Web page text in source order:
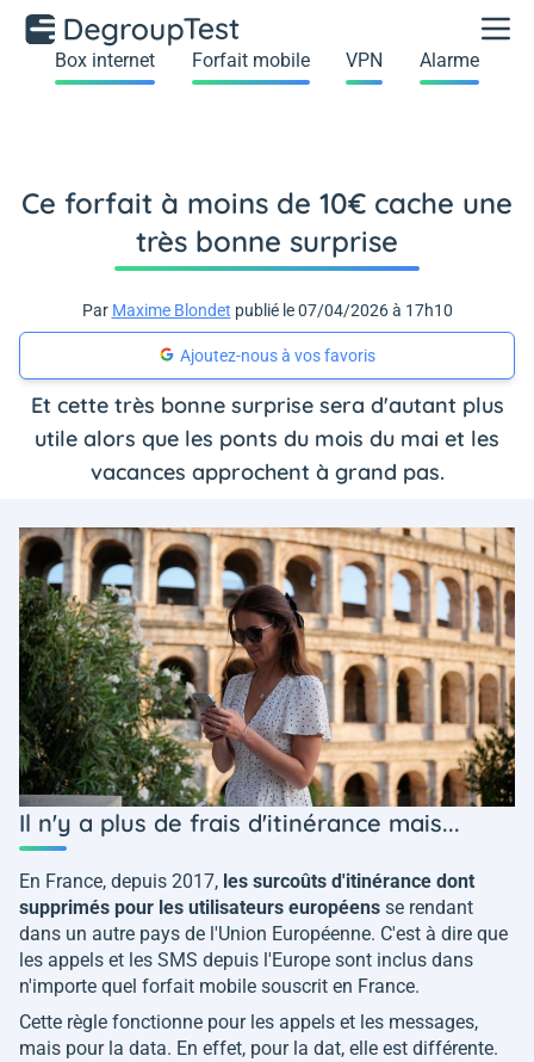
Box internet Forfait mobile VPN Alarme
Ce forfait à moins de 10€ cache une
très bonne surprise
Par Maxime Blondet publié le 07/04/2026 à 17h10
Ajoutez-nous à vos favoris
Et cette très bonne surprise sera d'autant plus
utile alors que les ponts du mois du mai et les
vacances approchent à grand pas.
Il n'y a plus de frais d'itinérance mais...
En France, depuis 2017, les surcoûts d'itinérance dont
supprimés pour les utilisateurs européens se rendant
dans un autre pays de l'Union Européenne. C'est à dire que
les appels et les SMS depuis l'Europe sont inclus dans
n'importe quel forfait mobile souscrit en France.
Cette règle fonctionne pour les appels et les messages,
mais pour la data. En effet, pour la dat, elle est différente.